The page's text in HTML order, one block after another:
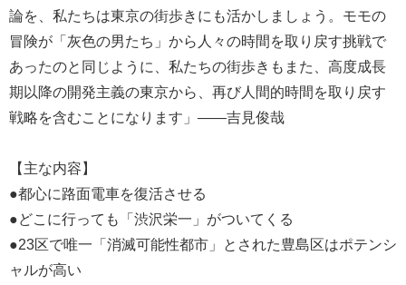
論を、私たちは東京の街歩きにも活かしましょう。モモの
冒険が「灰色の男たち」から人々の時間を取り戻す挑戦で
あったのと同じように、私たちの街歩きもまた、高度成長
期以降の開発主義の東京から、再び人間的時間を取り戻す
戦略を含むことになります」――吉見俊哉
【主な内容】
●都心に路面電車を復活させる
●どこに行っても「渋沢栄一」がついてくる
●23区で唯一「消滅可能性都市」とされた豊島区はポテンシ
ャルが高い